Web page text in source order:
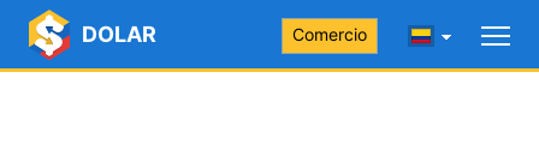
DOLAR Comercio